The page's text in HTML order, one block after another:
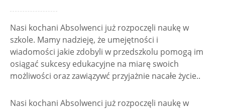
Nasi kochani Absolwenci już rozpoczęli naukę w
szkole. Mamy nadzieję, że umejętności i
wiadomości jakie zdobyli w przedszkolu pomogą im
osiągać sukcesy edukacyjne na miarę swoich
możliwości oraz zawiązywć przyjażnie nacałe życie..
Nasi kochani Absolwenci już rozpoczęli naukę w